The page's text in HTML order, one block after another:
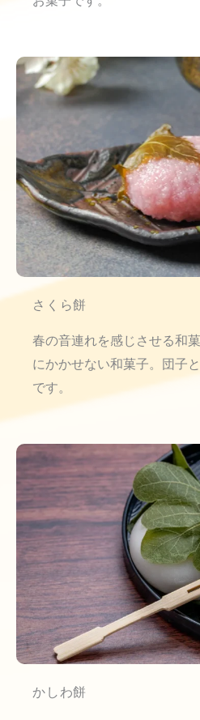
さくら餅
春の音連れを感じさせる和
にかかせない和菓子。団子
です。
かしわ餅